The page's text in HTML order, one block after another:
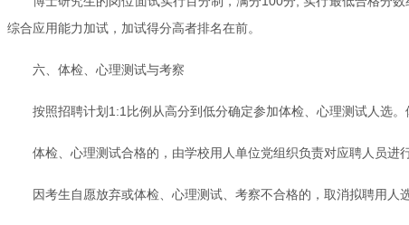
综合应用能力加试，加试得分高者排名在前。
六、体检、心理测试与考察
按照招聘计划1:1比例从高分到低分确定参加体检、心理测试人选
体检、心理测试合格的，由学校用人单位党组织负责对应聘人员进
因考生自愿放弃或体检、心理测试、考察不合格的，取消拟聘用人